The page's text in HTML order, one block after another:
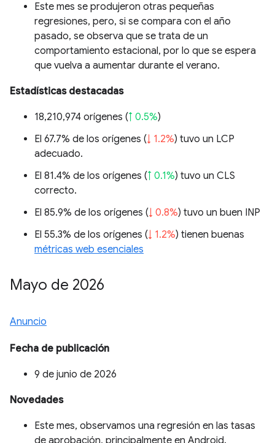
Este mes se produjeron otras pequeñas
regresiones, pero, si se compara con el año
pasado, se observa que se trata de un
comportamiento estacional, por lo que se espera
que vuelva a aumentar durante el verano.
Estadísticas destacadas
18,210,974 orígenes (↑ 0.5%)
El 67.7% de los orígenes (↓ 1.2%) tuvo un LCP
adecuado.
El 81.4% de los orígenes (↑ 0.1%) tuvo un CLS
correcto.
El 85.9% de los orígenes (↓ 0.8%) tuvo un buen INP
El 55.3% de los orígenes (↓ 1.2%) tienen buenas
métricas web esenciales
Mayo de 2026
Anuncio
Fecha de publicación
9 de junio de 2026
Novedades
Este mes, observamos una regresión en las tasas
de aprobación, principalmente en Android.